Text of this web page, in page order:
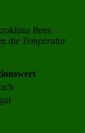
Ihres
die Temperatur